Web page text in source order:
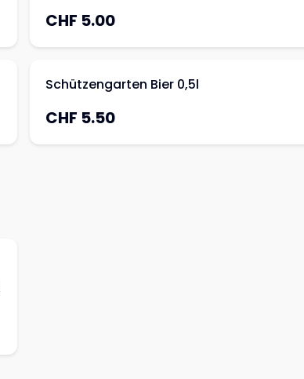
CHF 5.00
Schützengarten Bier 0,5l
CHF 5.50